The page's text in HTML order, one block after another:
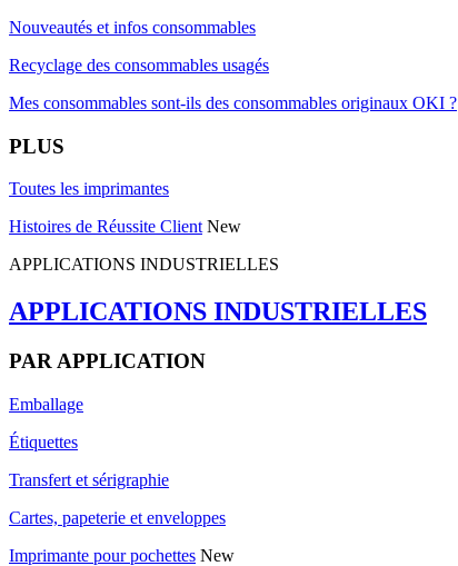
Nouveautés et infos consommables
Recyclage des consommables usagés
Mes consommables sont-ils des consommables originaux OKI ?
PLUS
Toutes les imprimantes
Histoires de Réussite Client New
APPLICATIONS INDUSTRIELLES
APPLICATIONS INDUSTRIELLES
PAR APPLICATION
Emballage
Étiquettes
Transfert et sérigraphie
Cartes, papeterie et enveloppes
Imprimante pour pochettes New